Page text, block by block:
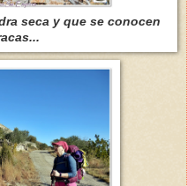
seca y que se conocen